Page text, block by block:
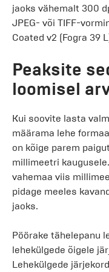
jaoks vähemalt 300
JPEG- või TIFF-
Coated v2 (Fogra 39
Peaksite
loomisel
Kui soovite lasta
määrama lehe
on kõige parem
millimeetri
vahemaa viis
pidage meeles
jaoks.
Pöörake tähelepanu
lehekülgede õigele
Lehekülgede